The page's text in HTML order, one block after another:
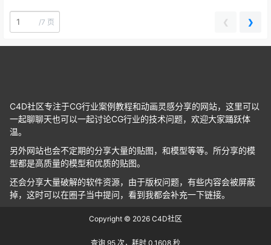
出：…
/7 页 ❮ ❯
C4D社区专注于CG行业案例教程和动画灵感分享的网站，这里可以
一起聊聊天也可以一起讨论CG行业的技术问题，欢迎大家踊跃体
温。
另外网站也会不定期的分享大量的贴图，和模型等等。所分享的模
型都是高质量的模型和优质的贴图。
还会分享大量破解的软件资源，由于版权问题，有些内容会被屏蔽
掉，这时可以在圈子当中提问，看到我都会补充一下链接。
Copyright © 2026 C4D社区
查询 95 次，耗时 0.1608 秒